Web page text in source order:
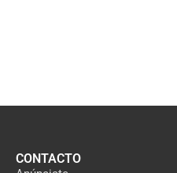
CONTACTO